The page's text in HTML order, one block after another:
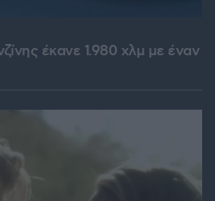
έκανε 1.980 χλμ με έναν